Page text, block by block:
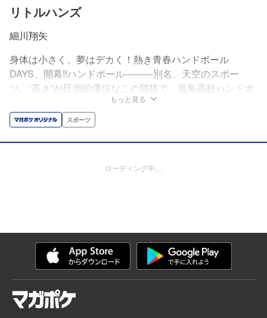
リトルハンズ
細川翔矢
身体は小さく、夢はデカく！熱き青春ハンドボール
DAYS、開幕!!ハンドボール―――別名、天空のスポー
ツ。“高さ”が圧倒的優位なこの競技で、風鳥高校ハンドボ
ール部に入学した意志野美影の身長は小学生同然！それで
も、スター選手だった父から授かった“天地逆転”のシュー
トを武器に、個性豊かな仲間たちと夢を駆け上がっていく
―――!!
もっと見る
スポーツ
ローディング中…